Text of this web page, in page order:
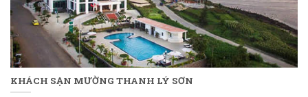
KHÁCH SẠN MƯỜNG THANH LÝ SƠN